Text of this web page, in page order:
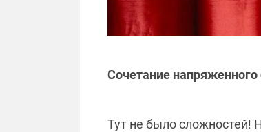
Сочетание
Тут не было сложностей!